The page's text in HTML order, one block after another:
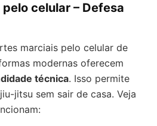
pelo celular – Defesa
marciais pelo celular de
modernas oferecem
técnica. Isso permite
jitsu sem sair de casa. Veja